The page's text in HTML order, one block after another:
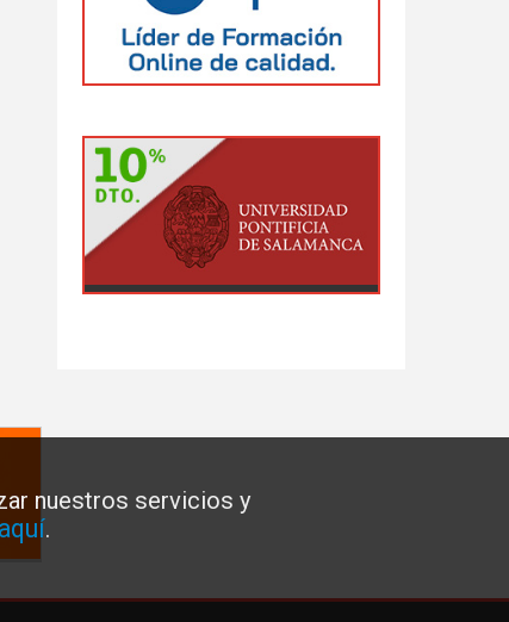
nuestros servicios y
.